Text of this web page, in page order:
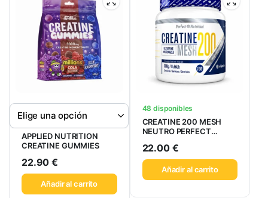
APPLIED NUTRITION
CREATINE GUMMIES
22.90€
Añadir al carrito
48 disponibles
CREATINE 200 MESH
NEUTRO PERFECT
22.00 €
Añadir al carrito